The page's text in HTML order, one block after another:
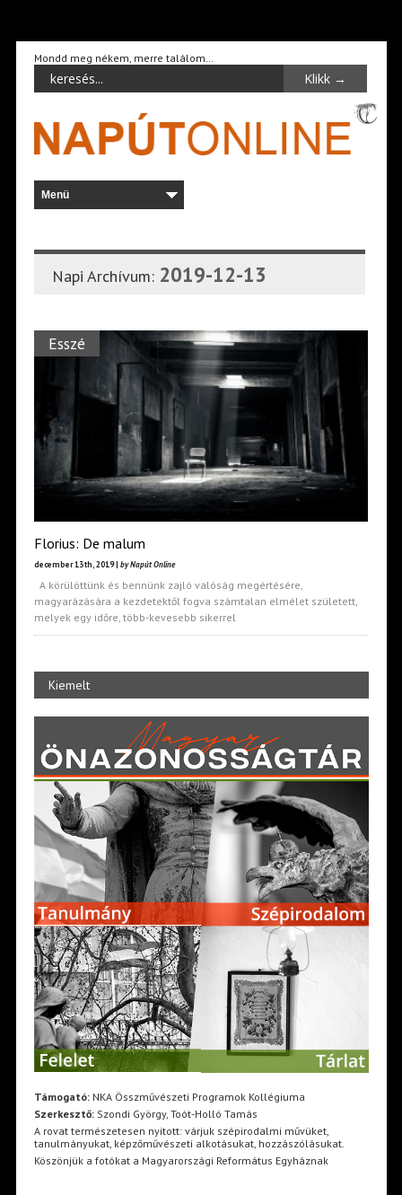
Mondd meg nékem, merre találom…
Napi Archívum: 2019-12-13
Esszé
Florius: De malum
december 13th, 2019 | by Napút Online
A körülöttünk és bennünk zajló valóság megértésére,
magyarázására a kezdetektől fogva számtalan elmélet született,
melyek egy időre, több-kevesebb sikerrel
Kiemelt
Támogató:NKA Összművészeti Programok Kollégiuma
Szerkesztő:Szondi György, Toót-Holló Tamás
A rovat természetesen nyitott: várjuk szépirodalmi művüket,
tanulmányukat, képzőművészeti alkotásukat, hozzászólásukat.
Köszönjük a fotókat a Magyarországi Református Egyháznak